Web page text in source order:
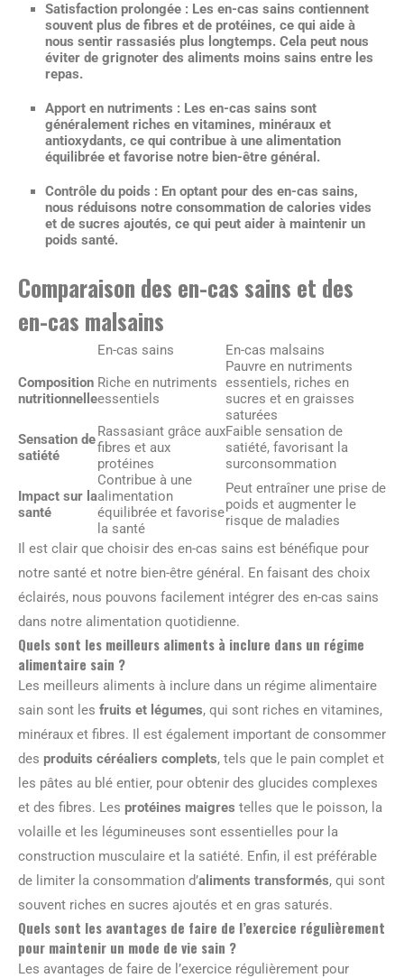
Satisfaction prolongée : Les en-cas sains contiennent
souvent plus de fibres et de protéines, ce qui aide à
nous sentir rassasiés plus longtemps. Cela peut nous
éviter de grignoter des aliments moins sains entre les
repas.
Apport en nutriments : Les en-cas sains sont
généralement riches en vitamines, minéraux et
antioxydants, ce qui contribue à une alimentation
équilibrée et favorise notre bien-être général.
Contrôle du poids : En optant pour des en-cas sains,
nous réduisons notre consommation de calories vides
et de sucres ajoutés, ce qui peut aider à maintenir un
poids santé.
Comparaison des en-cas sains et des
en-cas malsains
En-cas sains
En-cas malsains
Composition
nutritionnelle
Riche en nutriments
essentiels
Pauvre en nutriments
essentiels, riches en
sucres et en graisses
saturées
Sensation de
satiété
Rassasiant grâce aux
fibres et aux
protéines
Faible sensation de
satiété, favorisant la
surconsommation
Impact sur la
santé
Contribue à une
alimentation
équilibrée et favorise
la santé
Peut entraîner une prise de
poids et augmenter le
risque de maladies
Il est clair que choisir des en-cas sains est bénéfique pour
notre santé et notre bien-être général. En faisant des choix
éclairés, nous pouvons facilement intégrer des en-cas sains
dans notre alimentation quotidienne.
Quels sont les meilleurs aliments à inclure dans un régime
alimentaire sain ?
Les meilleurs aliments à inclure dans un régime alimentaire
sain sont les fruits et légumes, qui sont riches en vitamines,
minéraux et fibres. Il est également important de consommer
des produits céréaliers complets, tels que le pain complet et
les pâtes au blé entier, pour obtenir des glucides complexes
et des fibres. Les protéines maigres telles que le poisson, la
volaille et les légumineuses sont essentielles pour la
construction musculaire et la satiété. Enfin, il est préférable
de limiter la consommation d’aliments transformés, qui sont
souvent riches en sucres ajoutés et en gras saturés.
Quels sont les avantages de faire de l’exercice régulièrement
pour maintenir un mode de vie sain ?
Les avantages de faire de l’exercice régulièrement pour